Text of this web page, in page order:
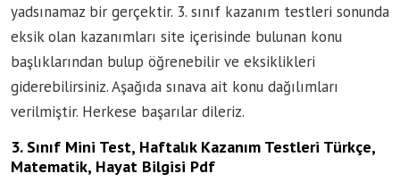
yadsınamaz bir gerçektir. 3. sınıf kazanım testleri sonunda
eksik olan kazanımları site içerisinde bulunan konu
başlıklarından bulup öğrenebilir ve eksiklikleri
giderebilirsiniz. Aşağıda sınava ait konu dağılımları
verilmiştir. Herkese başarılar dileriz.
3. Sınıf Mini Test, Haftalık Kazanım Testleri Türkçe,
Matematik, Hayat Bilgisi Pdf